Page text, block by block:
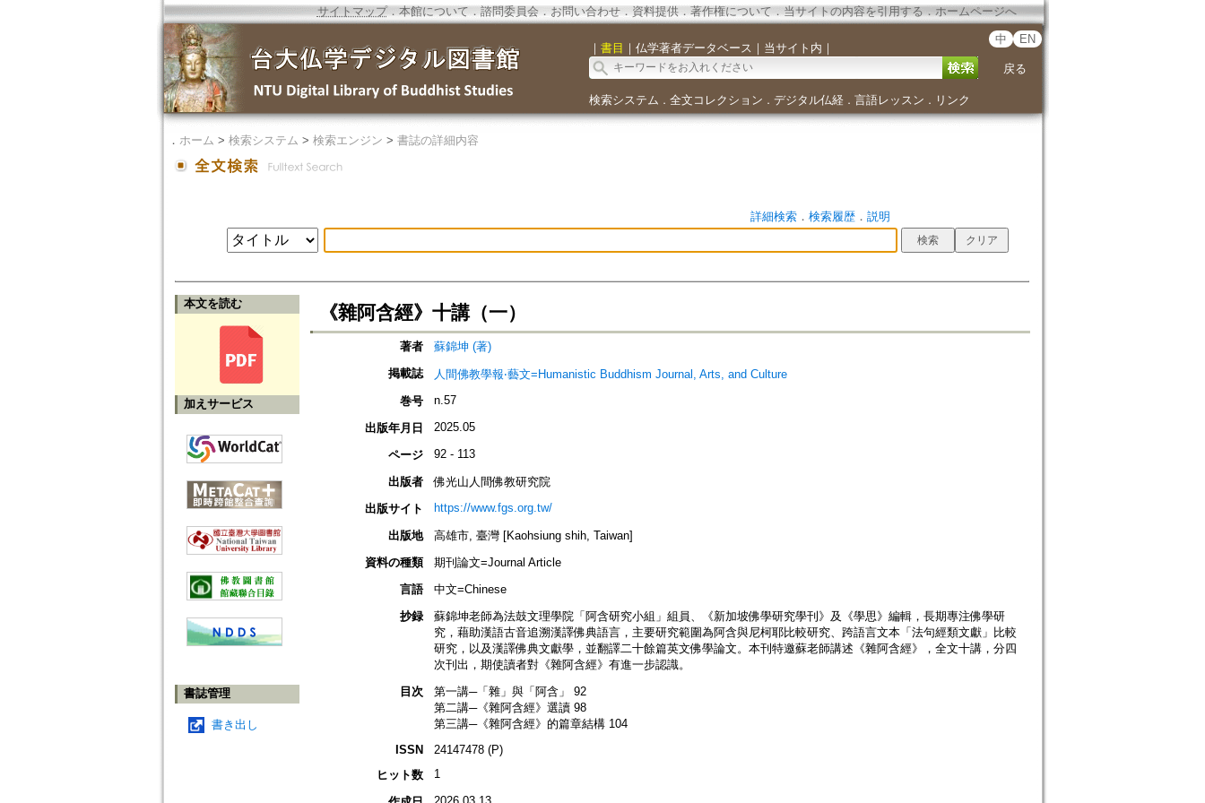
サイトマップ．本館について ． 諮問委員会． お問い合わせ． 資料提供． 著作権について．当サイトの内容を引用する ． ホームページへ
｜ 書目 ｜ 仏学著者データベース ｜ 当サイト内 ｜
中 EN
戻る
検索システム ． 全文コレクション ． デジタル仏経． 言語レッスン ． リンク
． ホーム > 検索システム > 検索エンジン > 書誌の詳細内容
詳細検索． 検索履歴． 説明
本文を読む
加えサービス
書誌管理
書き出し
《雜阿含經》十講（一）
著者
蘇錦坤 (著)
掲載誌
人間佛教學報‧藝文=Humanistic Buddhism Journal, Arts, and Culture
巻号
n.57
出版年月日 2025.05
ページ 92 - 113
出版者
佛光山人間佛教研究院
出版サイト
https://www.fgs.org.tw/
出版地
高雄市, 臺灣 [Kaohsiung shih, Taiwan]
資料の種類
期刊論文=Journal Article
言語
中文=Chinese
抄録
蘇錦坤老師為法鼓文理學院「阿含研究小組」組員、《新加坡佛學研究學刊》及《學思》編輯，長期專注佛學研
究，藉助漢語古音追溯漢譯佛典語言，主要研究範圍為阿含與尼柯耶比較研究、跨語言文本「法句經類文獻」比較
研究，以及漢譯佛典文獻學，並翻譯二十餘篇英文佛學論文。本刊特邀蘇老師講述《雜阿含經》，全文十講，分四
次刊出，期使讀者對《雜阿含經》有進一步認識。
目次
第一講─「雜」與「阿含」 92
第二講─《雜阿含經》選讀 98
第三講─《雜阿含經》的篇章結構 104
ISSN
24147478 (P)
ヒット数
1